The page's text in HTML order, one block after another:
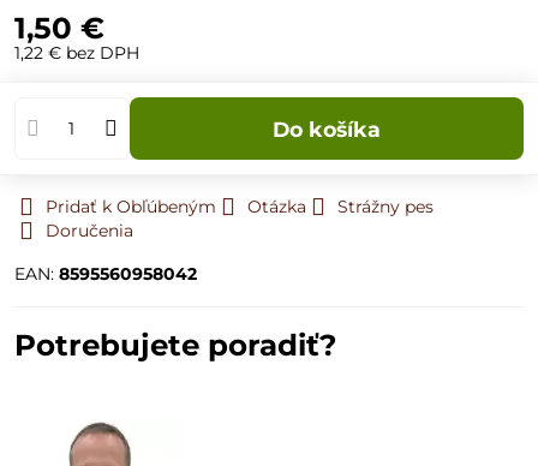
1,50 €
1,22 € bez DPH
Do košíka
Pridať k Obľúbeným Otázka
Strážny pes
Doručenia
EAN: 8595560958042
Potrebujete poradiť?